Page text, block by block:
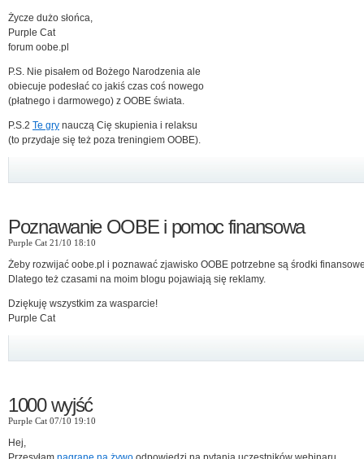
Życze dużo słońca,
Purple Cat
forum oobe.pl
P.S. Nie pisałem od Bożego Narodzenia ale
obiecuje podesłać co jakiś czas coś nowego
(płatnego i darmowego) z OOBE świata.
P.S.2 Te gry nauczą Cię skupienia i relaksu
(to przydaje się też poza treningiem OOBE).
Poznawanie OOBE i pomoc finansowa
Purple Cat 21/10 18:10
Żeby rozwijać oobe.pl i poznawać zjawisko OOBE potrzebne są środki
Dlatego też czasami na moim blogu pojawiają się reklamy.
Dziękuję wszystkim za wasparcie!
Purple Cat
1000 wyjść
Purple Cat 07/10 19:10
Hej,